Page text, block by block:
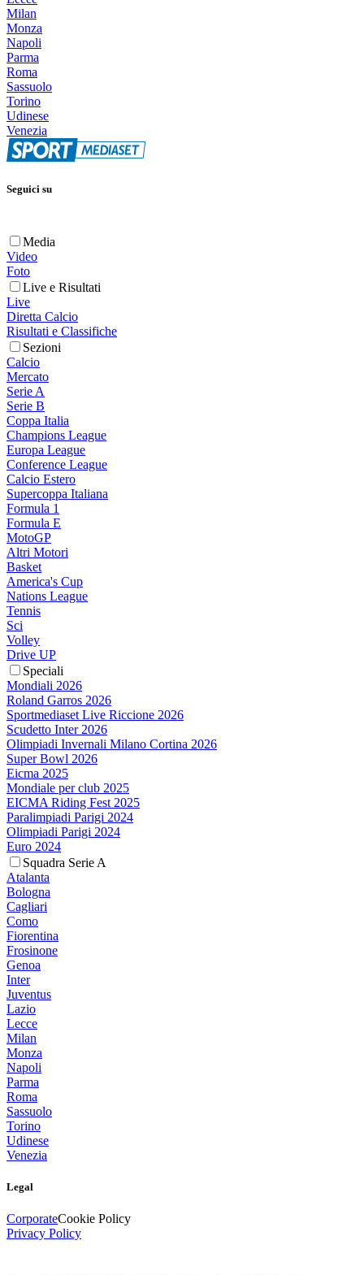
Milan
Monza
Napoli
Parma
Roma
Sassuolo
Torino
Udinese
Venezia
Seguici su
Media
Video
Foto
Live e Risultati
Live
Diretta Calcio
Risultati e Classifiche
Sezioni
Calcio
Mercato
Serie A
Serie B
Coppa Italia
Champions League
Europa League
Conference League
Calcio Estero
Supercoppa Italiana
Formula 1
Formula E
MotoGP
Altri Motori
Basket
America's Cup
Nations League
Tennis
Sci
Volley
Drive UP
Speciali
Mondiali 2026
Roland Garros 2026
Sportmediaset Live Riccione 2026
Scudetto Inter 2026
Olimpiadi Invernali Milano Cortina 2026
Super Bowl 2026
Eicma 2025
Mondiale per club 2025
EICMA Riding Fest 2025
Paralimpiadi Parigi 2024
Olimpiadi Parigi 2024
Euro 2024
Squadra Serie A
Atalanta
Bologna
Cagliari
Como
Fiorentina
Frosinone
Genoa
Inter
Juventus
Lazio
Lecce
Milan
Monza
Napoli
Parma
Roma
Sassuolo
Torino
Udinese
Venezia
Legal
CorporateCookie Policy
Privacy Policy